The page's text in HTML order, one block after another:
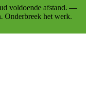
voldoende afstand. —
Onderbreek het werk.